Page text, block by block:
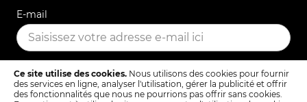
E-mail
S'ABONNER
Ce site utilise des cookies. Nous utilisons des cookies pour fournir
des services en ligne, analyser l'utilisation, gérer la publicité et offrir
des fonctionnalités que nous ne pourrions pas offrir sans cookies.